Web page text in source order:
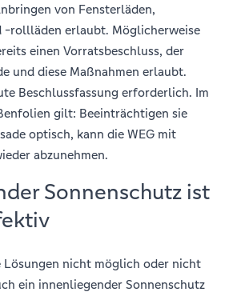
von Fensterläden,
-rollläden erlaubt. Möglicherweise
einen Vorratsbeschluss, der
und diese Maßnahmen erlaubt.
Beschlussfassung erforderlich. Im
gilt: Beeinträchtigen sie
optisch, kann die WEG mit
abzunehmen.
Sonnenschutz ist
Lösungen nicht möglich oder nicht
ein innenliegender Sonnenschutz